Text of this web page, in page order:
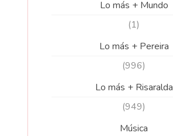
Lo más + Mundo
(1)
Lo más + Pereira
(996)
Lo más + Risaralda
(949)
Música